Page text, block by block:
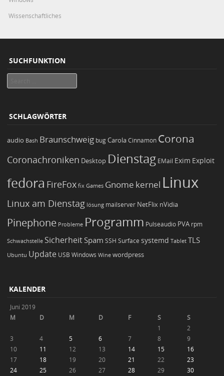
Wissenschaftliches
SUCHFUNKTION
SCHLAGWÖRTER
audio Bash Braunschweig bugCarola Cinnamon Corona
Coronachroniken Desktop Dienstag EMail Exim Exploit
fedora FireFox fix Games Gnome kernel Linux
Linux am Dienstag lösung mailserver NetFlix nVidia
Pinephone Probleme Programm Pulseaudio PVA rpm
Schwachstelle Sicherheit Spam SSH Surface systemd Tablet TLS
Ubuntu Update USB Windows Wine wordpress
KALENDER
Juni 2019
M
D M D F S
S
1
2
3
4 5 6 7 8
9
10
11 12 13 14 15
16
17
18 19 20 21 22
23
24
25 26 27 28 29 30